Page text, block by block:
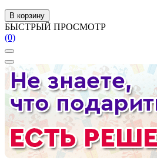
В корзину
БЫСТРЫЙ ПРОСМОТР
(0)